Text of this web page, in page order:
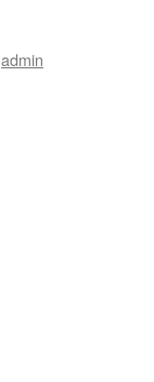
admin